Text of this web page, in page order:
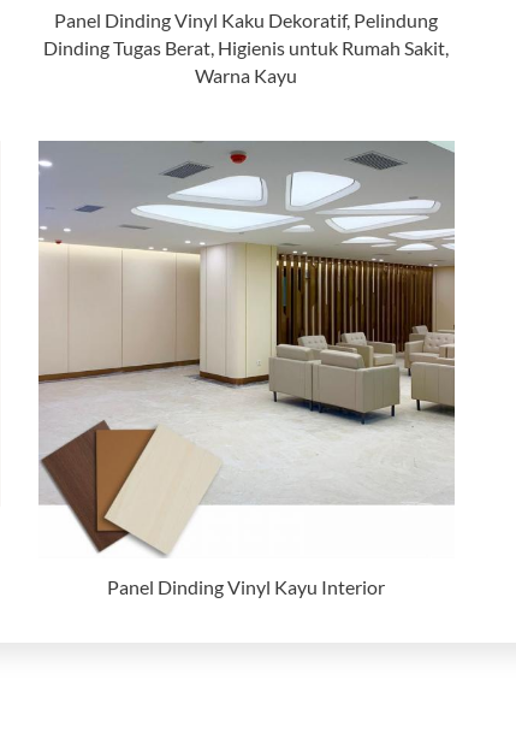
Panel Dinding Vinyl Kaku Dekoratif, Pelindung
Dinding Tugas Berat, Higienis untuk Rumah Sakit,
Warna Kayu
Panel Dinding Vinyl Kayu Interior